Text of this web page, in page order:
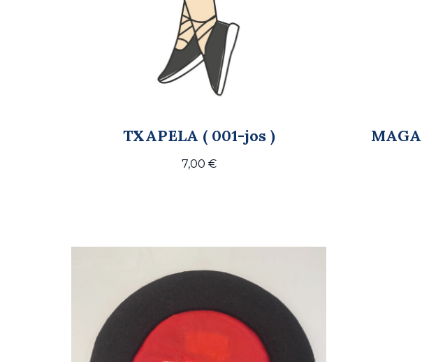
TXAPELA ( 001-jos )
7,00 €